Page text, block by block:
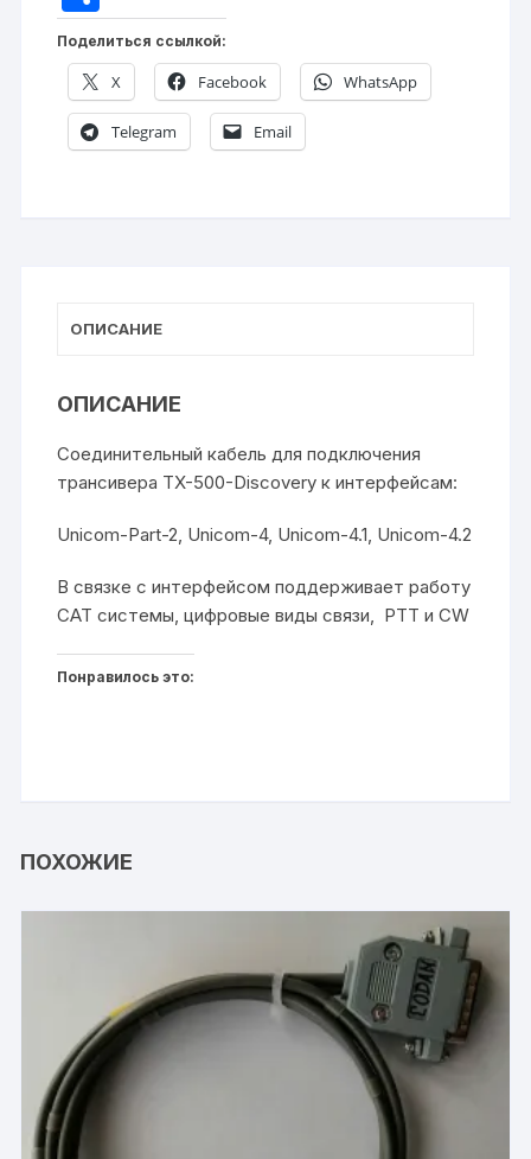
c
e
b
o
itt
er
n
o
kl
a
s
A
p
gr
a
m
т
п
р
а
Поделиться ссылкой:
X Facebook WhatsApp
Telegram Email
ОПИСАНИЕ
ОПИСАНИЕ
Соединительный кабель для подключения
трансивера TX-500-Discovery к интерфейсам:
Unicom-Part-2, Unicom-4, Unicom-4.1, Unicom-4.2
В связке с интерфейсом поддерживает работу
САТ системы, цифровые виды связи, РТТ и CW
Понравилось это:
ПОХОЖИЕ